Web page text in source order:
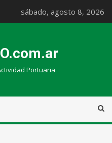
sábado, agosto 8, 2026
Portuaria